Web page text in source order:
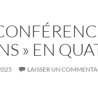
» EN
LAISSER UN